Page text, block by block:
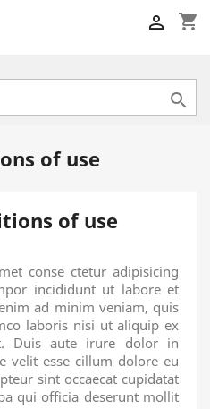
shopping_cart


of use
of use
conse ctetur adipisicing
incididunt ut labore et
ad minim veniam, quis
laboris nisi ut aliquip ex
Duis aute irure dolor in
velit esse cillum dolore eu
sint occaecat cupidatat
qui officia deserunt mollit